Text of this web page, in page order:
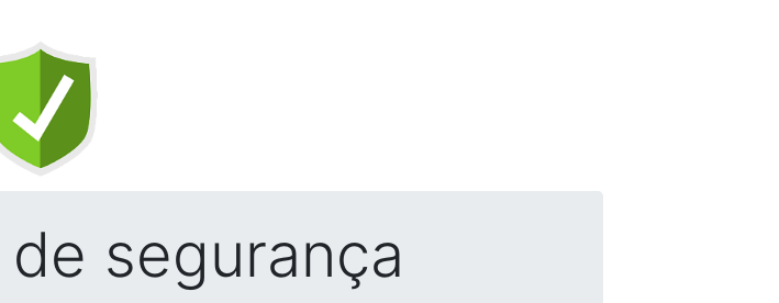
segurança